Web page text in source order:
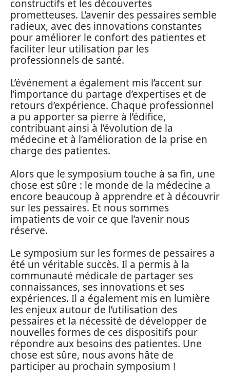
constructifs et les découvertes
prometteuses. L’avenir des pessaires semble
radieux, avec des innovations constantes
pour améliorer le confort des patientes et
faciliter leur utilisation par les
professionnels de santé.
L’événement a également mis l’accent sur
l’importance du partage d’expertises et de
retours d’expérience. Chaque professionnel
a pu apporter sa pierre à l’édifice,
contribuant ainsi à l’évolution de la
médecine et à l’amélioration de la prise en
charge des patientes.
Alors que le symposium touche à sa fin, une
chose est sûre : le monde de la médecine a
encore beaucoup à apprendre et à découvrir
sur les pessaires. Et nous sommes
impatients de voir ce que l’avenir nous
réserve.
Le symposium sur les formes de pessaires a
été un véritable succès. Il a permis à la
communauté médicale de partager ses
connaissances, ses innovations et ses
expériences. Il a également mis en lumière
les enjeux autour de l’utilisation des
pessaires et la nécessité de développer de
nouvelles formes de ces dispositifs pour
répondre aux besoins des patientes. Une
chose est sûre, nous avons hâte de
participer au prochain symposium !